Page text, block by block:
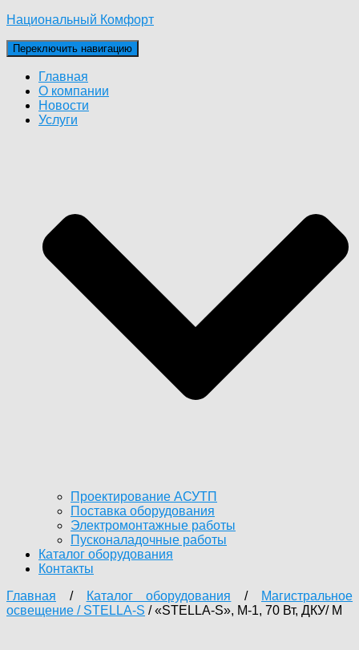
Национальный Комфорт
Переключить навигацию
Главная
О компании
Новости
Услуги
Проектирование АСУТП
Поставка оборудования
Электромонтажные работы
Пусконаладочные работы
Каталог оборудования
Контакты
Главная / Каталог оборудования /
Магистральное
освещение / STELLA-S / «STELLA-S», М-1, 70 Вт, ДКУ/ M